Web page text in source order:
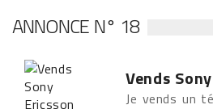
ANNONCE N° 18
Vends
Je vends un